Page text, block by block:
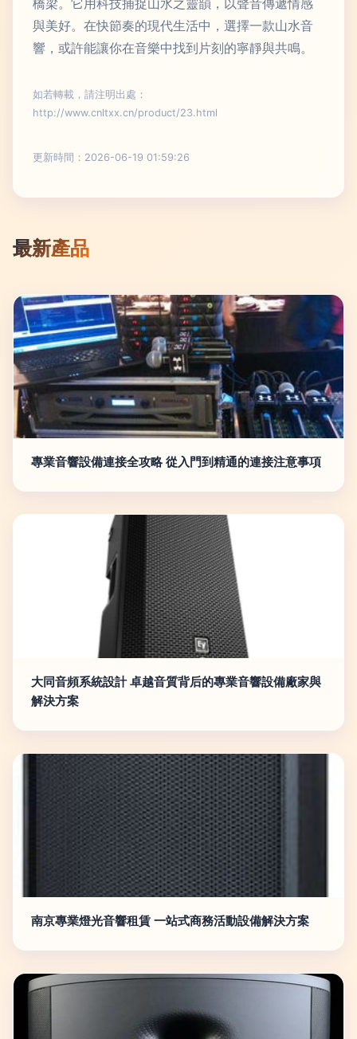
橋梁。它用科技捕捉山水之靈韻，以聲音傳遞情感
與美好。在快節奏的現代生活中，選擇一款山水音
響，或許能讓你在音樂中找到片刻的寧靜與共鳴。
如若轉載，請注明出處：
http://www.cnltxx.cn/product/23.html
更新時間：2026-06-19 01:59:26
最新產品
專業音響設備連接全攻略 從入門到精通的連接注意事項
大同音頻系統設計 卓越音質背后的專業音響設備廠家與
解決方案
南京專業燈光音響租賃 一站式商務活動設備解決方案